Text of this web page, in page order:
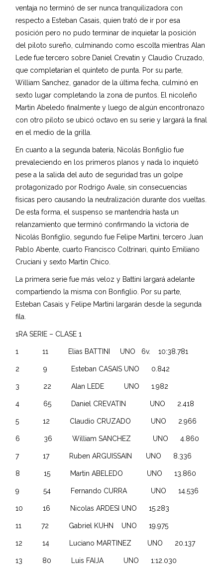
ventaja no terminó de ser nunca tranquilizadora con
respecto a Esteban Casais, quien trató de ir por esa
posición pero no pudo terminar de inquietar la posición
del piloto sureño, culminando como escolta mientras Alan
Lede fue tercero sobre Daniel Crevatin y Claudio Cruzado,
que completarían el quinteto de punta. Por su parte,
William Sanchez, ganador de la última fecha, culminó en
sexto lugar completando la zona de puntos. El nicoleño
Martin Abeledo finalmente y luego de algún encontronazo
con otro piloto se ubicó octavo en su serie y largará la final
en el medio de la grilla.
En cuanto a la segunda batería, Nicolás Bonfiglio fue
prevaleciendo en los primeros planos y nada lo inquietó
pese a la salida del auto de seguridad tras un golpe
protagonizado por Rodrigo Avale, sin consecuencias
físicas pero causando la neutralización durante dos vueltas.
De esta forma, el suspenso se mantendría hasta un
relanzamiento que terminó confirmando la victoria de
Nicolás Bonfiglio, segundo fue Felipe Martini, tercero Juan
Pablo Abente, cuarto Francisco Coltrinari, quinto Emiliano
Cruciani y sexto Martín Chico.
La primera serie fue más veloz y Battini largará adelante
compartiendo la misma con Bonfiglio. Por su parte,
Esteban Casais y Felipe Martini largarán desde la segunda
fila.
1RA SERIE – CLASE 1
1 11 Elias BATTINI UNO 6v. 10:38.781
2 9 Esteban CASAIS UNO 0.842
3 22 Alan LEDE UNO 1.982
4 65 Daniel CREVATIN UNO 2.418
5 12 Claudio CRUZADO UNO 2.966
6 36 William SANCHEZ UNO 4.860
7 17 Ruben ARGUISSAIN UNO 8.336
8 15 Martin ABELEDO UNO 13.860
9 54 Fernando CURRA UNO 14.536
10 16 Nicolas ARDESI UNO 15.283
11 72 Gabriel KUHN UNO 19.975
12 14 Luciano MARTINEZ UNO 20.137
13 80 Luis FAIJA UNO 1:12.030